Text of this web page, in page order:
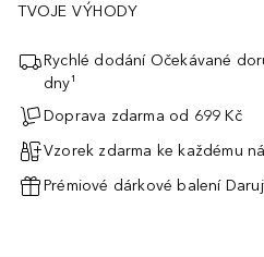
TVOJE VÝHODY
Rychlé dodání Očekávané
dny¹
Doprava zdarma od 699 Kč
Vzorek zdarma ke každému
Prémiové dárkové balení